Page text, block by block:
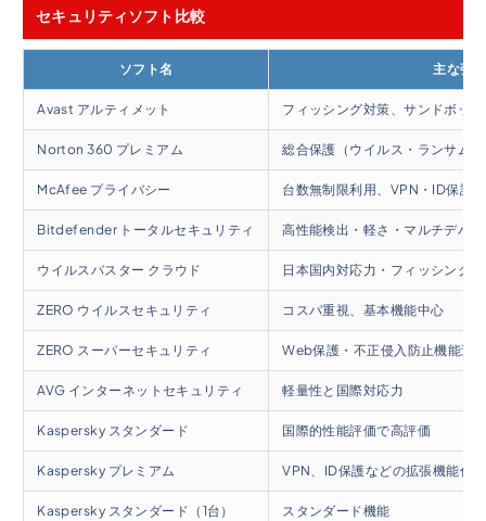
セキュリティソフト比較
ソフト名 主な強
Avast アルティメット フィッシング対策、サンドボッ
Norton 360 プレミアム 総合保護（ウイルス・ランサム
McAfee プライバシー 台数無制限利用、VPN・ID保護
Bitdefender トータルセキュリティ 高性能検出・軽さ・マルチデバ
ウイルスバスター クラウド 日本国内対応力・フィッシング
ZERO ウイルスセキュリティ コスパ重視、基本機能中心
ZERO スーパーセキュリティ Web保護・不正侵入防止機能追
AVG インターネットセキュリティ 軽量性と国際対応力
Kaspersky スタンダード 国際的性能評価で高評価
Kaspersky プレミアム VPN、ID保護などの拡張機能付き
Kaspersky スタンダード（1台） スタンダード機能